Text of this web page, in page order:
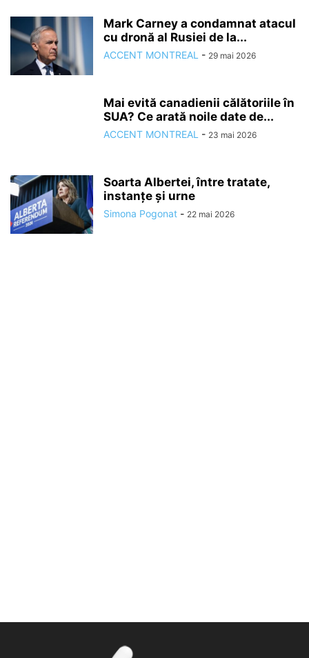
Mark Carney a condamnat atacul
cu dronă al Rusiei de la...
ACCENT MONTREAL - 29 mai 2026
Mai evită canadienii călătoriile în
SUA? Ce arată noile date de...
ACCENT MONTREAL - 23 mai 2026
Soarta Albertei, între tratate,
instanțe și urne
Simona Pogonat - 22 mai 2026